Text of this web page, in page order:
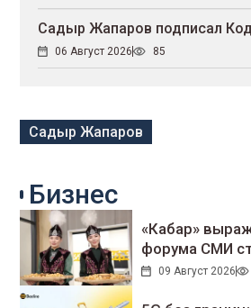
Садыр Жапаров подписал
06 Август 2026 85
Садыр Жапаров
Бизнес
«Кабар»
форума СМИ
09 Август 2026